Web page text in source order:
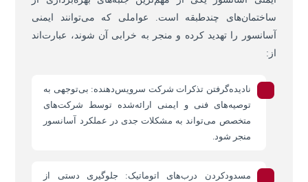
ساختمان‌های چندطبقه است. عواملی که می‌توانند ایمنی
آسانسور را تهدید کرده و منجر به خرابی آن شوند، عبارت‌اند
از:
نادیده‌گرفتن تذکرات شرکت سرویس‌دهنده: بی‌توجهی به
توصیه‌های فنی و ایمنی ارائه‌شده توسط شرکت‌های
متخصص می‌تواند به مشکلات جدی در عملکرد آسانسور
منجر شود.
مسدودکردن درب‌های اتوماتیک: جلوگیری دستی از